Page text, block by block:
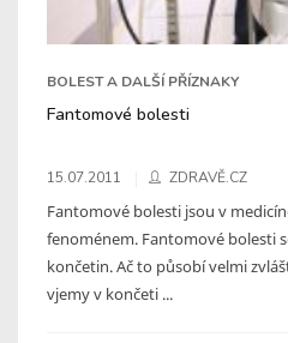
BOLEST A DALŠÍ PŘÍZNAKY
Fantomové bolesti
15.07.2011 ZDRAVĚ.CZ
Fantomové bolesti jsou v
fenoménem. Fantomové bolesti
končetin. Ač to působí velmi
vjemy v končeti ...